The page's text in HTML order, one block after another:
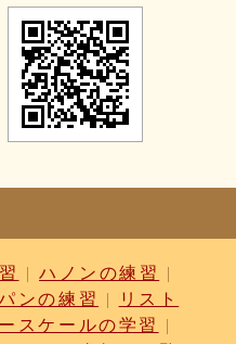
|ハノンの練習
|
ンの練習 |
リスト
スケールの学習
|